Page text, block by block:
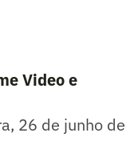
Video e
26 de junho de